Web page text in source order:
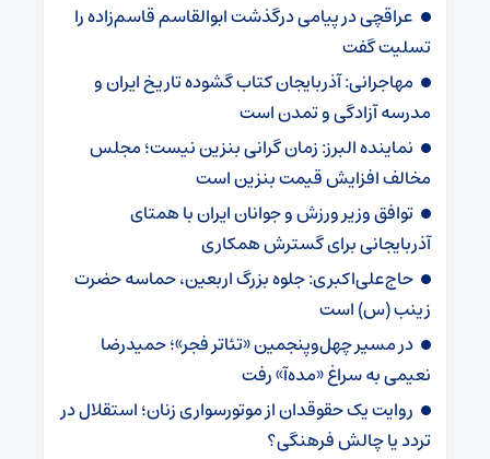
عراقچی در پیامی درگذشت ابوالقاسم قاسم‌زاده را
تسلیت گفت
مهاجرانی: آذربایجان کتاب گشوده تاریخ ایران و
مدرسه آزادگی و تمدن است
نماینده البرز: زمان گرانی بنزین نیست؛ مجلس
مخالف افزایش قیمت بنزین است
توافق وزیر ورزش و جوانان ایران با همتای
آذربایجانی برای گسترش همکاری
حاج‌علی‌اکبری: جلوه بزرگ اربعین، حماسه حضرت
زینب (س) است
در مسیر چهل‌وپنجمین «تئاتر فجر»؛ حمیدرضا
نعیمی به سراغ «مده‌آ» رفت
روایت یک حقوقدان از موتورسواری زنان؛ استقلال در
تردد یا چالش فرهنگی؟